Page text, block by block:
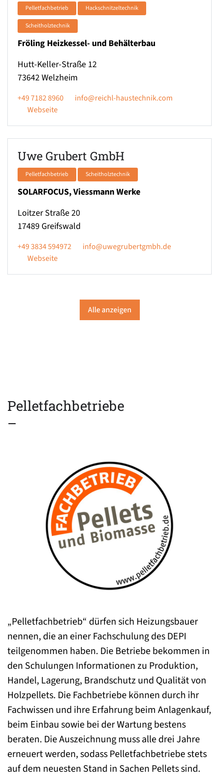
Pelletfachbetrieb Hackschnitzeltechnik
Scheitholztechnik
Fröling Heizkessel- und Behälterbau
Hutt-Keller-Straße 12
73642Welzheim
+49 7182 8960
info@reichl-haustechnik.com
Webseite
Uwe Grubert GmbH
Pelletfachbetrieb Scheitholztechnik
SOLARFOCUS, Viessmann Werke
Loitzer Straße 20
17489 Greifswald
+49 3834 594972
info@uwegrubertgmbh.de
Webseite
Alle anzeigen
Pelletfachbetriebe
–
„Pelletfachbetrieb“ dürfen sich Heizungsbauer
nennen, die an einer Fachschulung des DEPI
teilgenommen haben. Die Betriebe bekommen in
den Schulungen Informationen zu Produktion,
Handel, Lagerung, Brandschutz und Qualität von
Holzpellets. Die Fachbetriebe können durch ihr
Fachwissen und ihre Erfahrung beim Anlagenkauf,
beim Einbau sowie bei der Wartung bestens
beraten. Die Auszeichnung muss alle drei Jahre
erneuert werden, sodass Pelletfachbetriebe stets
auf dem neuesten Stand in Sachen Pellets sind.